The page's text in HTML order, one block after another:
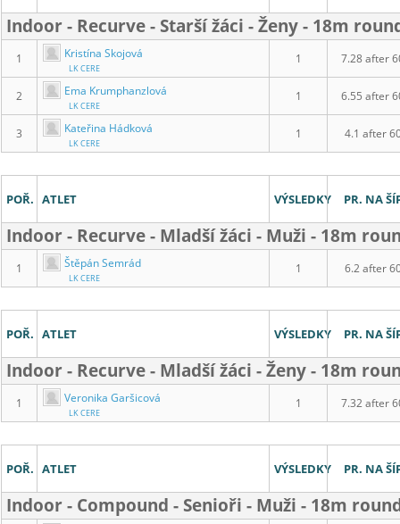
Indoor - Recurve - Starší žáci - Ženy - 18m
1 Kristína Skojová
LK CERE
1 7.28 after
2 Ema Krumphanzlová
LK CERE
1 6.55 after
3 Kateřina Hádková
LK CERE
1 4.1 after
POŘ. ATLET VÝSLEDKY PR. NA
Indoor - Recurve - Mladší žáci - Muži - 18m
1 Štěpán Semrád
LK CERE
1 6.2 after
POŘ. ATLET VÝSLEDKY PR. NA
Indoor - Recurve - Mladší žáci - Ženy - 18m
1 Veronika Garšicová
LK CERE
1 7.32 after
POŘ. ATLET VÝSLEDKY PR. NA
Indoor - Compound - Senioři - Muži - 18m